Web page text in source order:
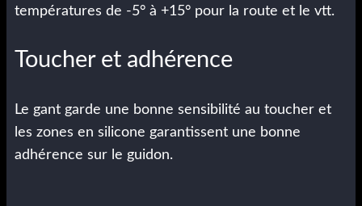
températures de -5° à +15° pour la route et le vtt.
Toucher et adhérence
Le gant garde une bonne sensibilité au toucher et
les zones en silicone garantissent une bonne
adhérence sur le guidon.